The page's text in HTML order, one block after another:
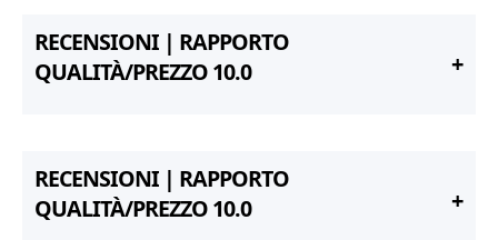
RECENSIONI | RAPPORTO
QUALITÀ/PREZZO 10.0
RECENSIONI | RAPPORTO
QUALITÀ/PREZZO 10.0